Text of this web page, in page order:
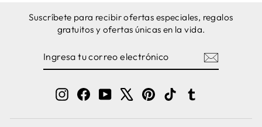
Suscríbete para recibir ofertas especiales, regalos
gratuitos y ofertas únicas en la vida.
CORREO
InstagramFacebook
YouTube Pinterest
TikTok